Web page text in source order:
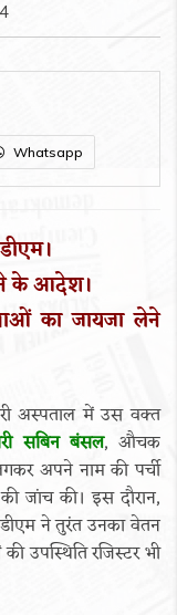
Whatsapp
के आदेश।
का जायजा लेने
अस्पताल में उस वक्त
सबिन बंसल, औचक
अपने नाम की पर्ची
जांच की। इस दौरान,
ने तुरंत उनका वेतन
उपस्थिति रजिस्टर भी